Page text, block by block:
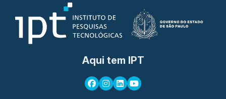
Aqui tem IPT